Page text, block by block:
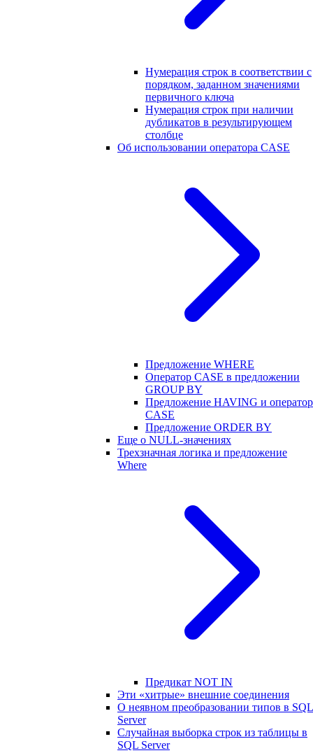
Нумерация строк в соответствии с
порядком, заданном значениями
первичного ключа
Нумерация строк при наличии
дубликатов в результирующем
столбце
Об использовании оператора CASE
Предложение WHERE
Оператор CASE в предложении
GROUP BY
Предложение HAVING и оператор
CASE
Предложение ORDER BY
Еще о NULL-значениях
Трехзначная логика и предложение
Where
Предикат NOT IN
Эти «хитрые» внешние соединения
О неявном преобразовании типов в SQL
Server
Случайная выборка строк из таблицы в
SQL Server